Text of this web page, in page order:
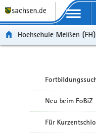
Portalübergreifende Navigation
Hochschule Meißen
Neu beim FoBiZ
Für